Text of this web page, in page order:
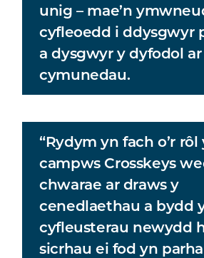
unig – mae’n
cyfleoedd i ddysgwyr
a dysgwyr y dyfodol
cymunedau.
“Rydym yn fach o’r rôl
campws Crosskeys
chwarae ar draws y
cenedlaethau a bydd
cyfleusterau newydd
sicrhau ei fod yn